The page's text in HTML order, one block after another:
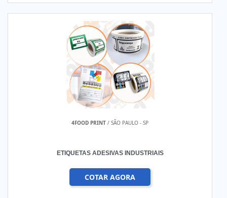
4FOOD PRINT / SÃO PAULO - SP
ETIQUETAS ADESIVAS INDUSTRIAIS
COTAR AGORA